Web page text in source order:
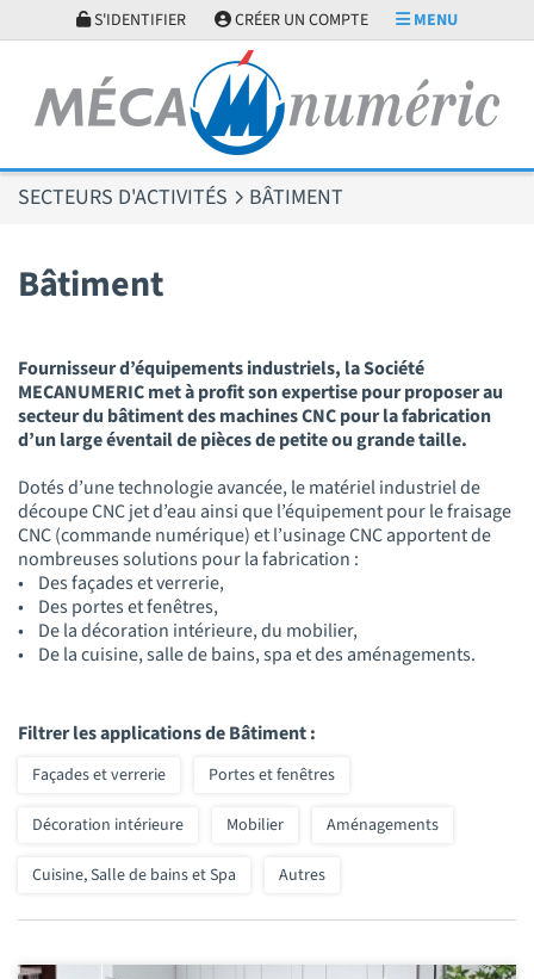
S'IDENTIFIER CRÉER UN COMPTE MENU
SECTEURS D'ACTIVITÉS BÂTIMENT
Bâtiment
Fournisseur d’équipements industriels, la Société
MECANUMERIC met à profit son expertise pour proposer au
secteur du bâtiment des machines CNC pour la fabrication
d’un large éventail de pièces de petite ou grande taille.
Dotés d’une technologie avancée, le matériel industriel de
découpe CNC jet d’eau ainsi que l’équipement pour le fraisage
CNC (commande numérique) et l’usinage CNC apportent de
nombreuses solutions pour la fabrication :
• Des façades et verrerie,
• Des portes et fenêtres,
• De la décoration intérieure, du mobilier,
• De la cuisine, salle de bains, spa et des aménagements.
Filtrer les applications de Bâtiment :
Façades et verrerie Portes et fenêtres
Décoration intérieure Mobilier Aménagements
Cuisine, Salle de bains et Spa Autres
Panneau de gestion des cookies